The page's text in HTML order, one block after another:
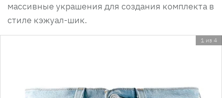
массивные украшения для создания комплекта в
стиле кэжуал-шик.
1 из 4